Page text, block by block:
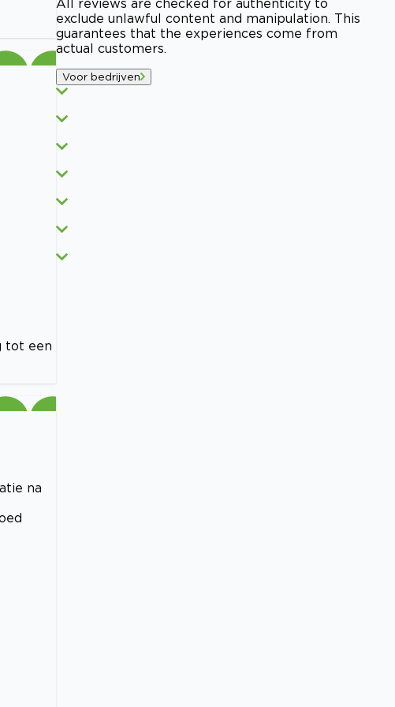
tot een
na
All reviews are checked for authenticity to
exclude unlawful content and manipulation. This
guarantees that the experiences come from
actual customers.
Voor bedrijven